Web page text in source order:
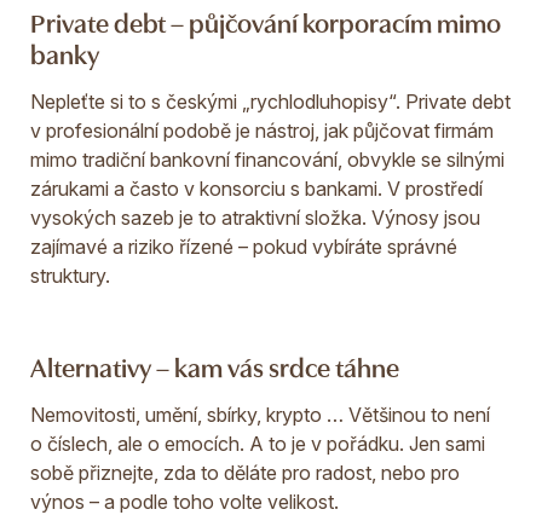
Private debt – půjčování korporacím mimo
banky
Nepleťte si to s českými „rychlodluhopisy“. Private debt
v profesionální podobě je nástroj, jak půjčovat firmám
mimo tradiční bankovní financování, obvykle se silnými
zárukami a často v konsorciu s bankami. V prostředí
vysokých sazeb je to atraktivní složka. Výnosy jsou
zajímavé a riziko řízené – pokud vybíráte správné
struktury.
Alternativy – kam vás srdce táhne
Nemovitosti, umění, sbírky, krypto … Většinou to není
o číslech, ale o emocích. A to je v pořádku. Jen sami
sobě přiznejte, zda to děláte pro radost, nebo pro
výnos – a podle toho volte velikost.